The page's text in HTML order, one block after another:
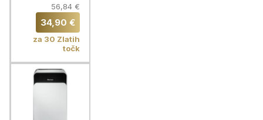
BXEFD42E,
40 W, 40 cm
56,84 €
34,90 €
za 30 Zlatih
točk